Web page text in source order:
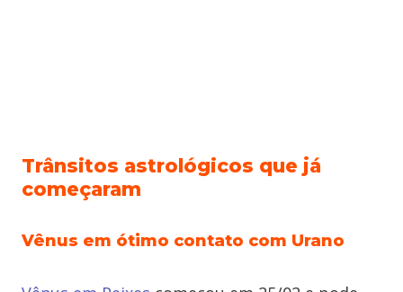
Trânsitos astrológicos que já
começaram
Vênus em ótimo contato com Urano